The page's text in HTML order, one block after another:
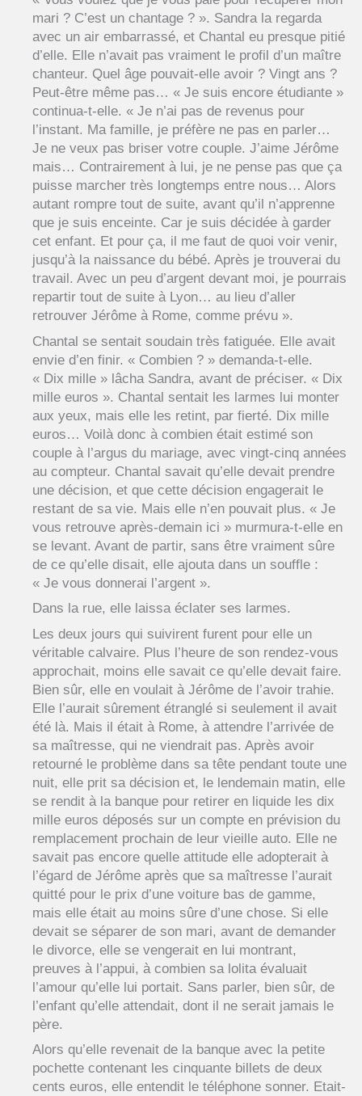
mari ? C’est un chantage ? ». Sandra la regarda
avec un air embarrassé, et Chantal eu presque pitié
d’elle. Elle n’avait pas vraiment le profil d’un maître
chanteur. Quel âge pouvait-elle avoir ? Vingt ans ?
Peut-être même pas… « Je suis encore étudiante »
continua-t-elle. « Je n’ai pas de revenus pour
l’instant. Ma famille, je préfère ne pas en parler…
Je ne veux pas briser votre couple. J’aime Jérôme
mais… Contrairement à lui, je ne pense pas que ça
puisse marcher très longtemps entre nous… Alors
autant rompre tout de suite, avant qu’il n’apprenne
que je suis enceinte. Car je suis décidée à garder
cet enfant. Et pour ça, il me faut de quoi voir venir,
jusqu’à la naissance du bébé. Après je trouverai du
travail. Avec un peu d’argent devant moi, je pourrais
repartir tout de suite à Lyon… au lieu d’aller
retrouver Jérôme à Rome, comme prévu ».
Chantal se sentait soudain très fatiguée. Elle avait
envie d’en finir. « Combien ? » demanda-t-elle.
« Dix mille » lâcha Sandra, avant de préciser. « Dix
mille euros ». Chantal sentait les larmes lui monter
aux yeux, mais elle les retint, par fierté. Dix mille
euros… Voilà donc à combien était estimé son
couple à l’argus du mariage, avec vingt-cinq années
au compteur. Chantal savait qu’elle devait prendre
une décision, et que cette décision engagerait le
restant de sa vie. Mais elle n’en pouvait plus. « Je
vous retrouve après-demain ici » murmura-t-elle en
se levant. Avant de partir, sans être vraiment sûre
de ce qu’elle disait, elle ajouta dans un souffle :
« Je vous donnerai l’argent ».
Dans la rue, elle laissa éclater ses larmes.
Les deux jours qui suivirent furent pour elle un
véritable calvaire. Plus l’heure de son rendez-vous
approchait, moins elle savait ce qu’elle devait faire.
Bien sûr, elle en voulait à Jérôme de l’avoir trahie.
Elle l’aurait sûrement étranglé si seulement il avait
été là. Mais il était à Rome, à attendre l’arrivée de
sa maîtresse, qui ne viendrait pas. Après avoir
retourné le problème dans sa tête pendant toute une
nuit, elle prit sa décision et, le lendemain matin, elle
se rendit à la banque pour retirer en liquide les dix
mille euros déposés sur un compte en prévision du
remplacement prochain de leur vieille auto. Elle ne
savait pas encore quelle attitude elle adopterait à
l’égard de Jérôme après que sa maîtresse l’aurait
quitté pour le prix d’une voiture bas de gamme,
mais elle était au moins sûre d’une chose. Si elle
devait se séparer de son mari, avant de demander
le divorce, elle se vengerait en lui montrant,
preuves à l’appui, à combien sa lolita évaluait
l’amour qu’elle lui portait. Sans parler, bien sûr, de
l’enfant qu’elle attendait, dont il ne serait jamais le
père.
Alors qu’elle revenait de la banque avec la petite
pochette contenant les cinquante billets de deux
cents euros, elle entendit le téléphone sonner. Etait-